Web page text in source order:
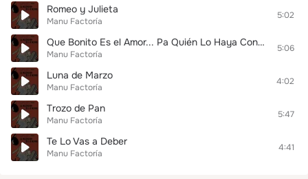
Romeo y Julieta
Manu Factoría
5:02
Que Bonito Es el Amor... Pa Quién Lo Haya Conocido
Manu Factoría
5:06
Luna de Marzo
Manu Factoría
4:02
Trozo de Pan
Manu Factoría
5:47
Te Lo Vas a Deber
Manu Factoría
4:41